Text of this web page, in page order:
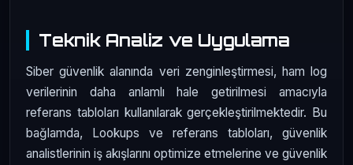
Teknik Analiz ve Uygulama
Siber güvenlik alanında veri zenginleştirmesi, ham log
verilerinin daha anlamlı hale getirilmesi amacıyla
referans tabloları kullanılarak gerçekleştirilmektedir. Bu
bağlamda, Lookups ve referans tabloları, güvenlik
analistlerinin iş akışlarını optimize etmelerine ve güvenlik